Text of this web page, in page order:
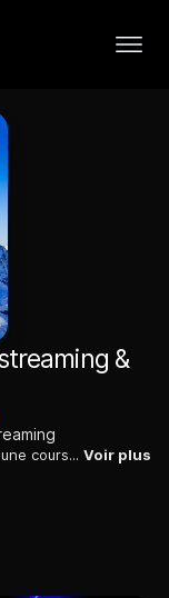
&
Gros plan sur l'édition 2017 de l'EmbrunMan, une course de légende qui traverse les paysages des Hautes-Alpes, sous le regarde de milliers de spectateurs. Voir plus